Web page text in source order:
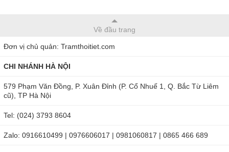
Về đầu trang
Đơn vị chủ quản: Tramthoitiet.com
CHI NHÁNH HÀ NỘI
579 Phạm Văn Đồng, P. Xuân Đỉnh (P. Cổ Nhuế 1, Q. Bắc Từ Liêm
cũ), TP Hà Nội
Tel: (024) 3793 8604
Zalo: 0916610499 | 0976606017 | 0981060817 | 0865 466 689